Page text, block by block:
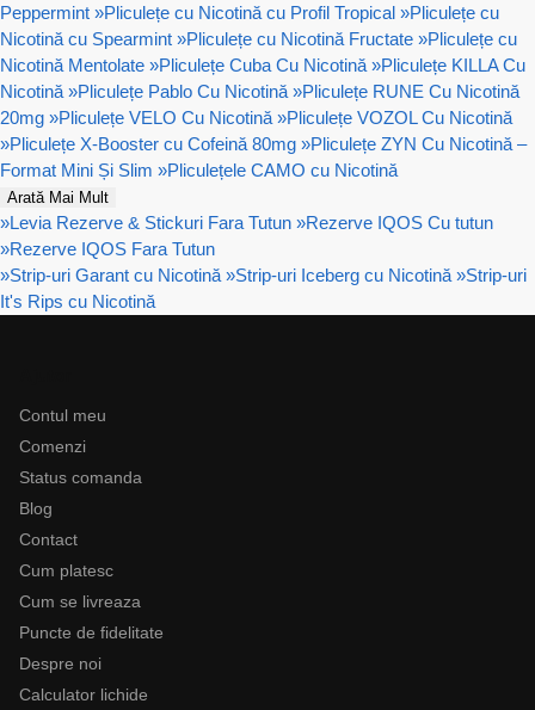
Peppermint »Pliculețe cu Nicotină cu Profil Tropical »Pliculețe cu
Nicotină cu Spearmint »Pliculețe cu Nicotină Fructate »Pliculețe cu
Nicotină Mentolate »Pliculețe Cuba Cu Nicotină »Pliculețe KILLA Cu
Nicotină »Pliculețe Pablo Cu Nicotină »Pliculețe RUNE Cu Nicotină
20mg »Pliculețe VELO Cu Nicotină »Pliculețe VOZOL Cu Nicotină
»Pliculețe X-Booster cu Cofeină 80mg »Pliculețe ZYN Cu Nicotină –
Format Mini Și Slim »Pliculețele CAMO cu Nicotină
Arată Mai Mult
»Levia Rezerve & Stickuri Fara Tutun »Rezerve IQOS Cu tutun
»Rezerve IQOS Fara Tutun
»Strip-uri Garant cu Nicotină »Strip-uri Iceberg cu Nicotină »Strip-uri
It's Rips cu Nicotină
Contul meu
Comenzi
Status comanda
Blog
Contact
Cum platesc
Cum se livreaza
Puncte de fidelitate
Despre noi
Calculator lichide